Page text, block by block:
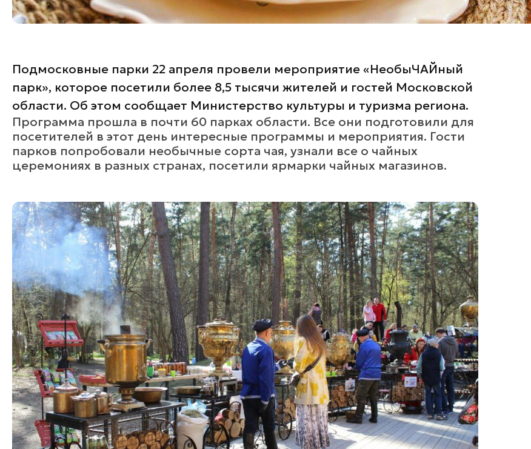
Подмосковные парки 22 апреля провели мероприятие «НеобыЧАЙный
парк», которое посетили более 8,5 тысячи жителей и гостей Московской
области. Об этом сообщает Министерство культуры и туризма региона.
Программа прошла в почти 60 парках области. Все они подготовили для
посетителей в этот день интересные программы и мероприятия. Гости
парков попробовали необычные сорта чая, узнали все о чайных
церемониях в разных странах, посетили ярмарки чайных магазинов.